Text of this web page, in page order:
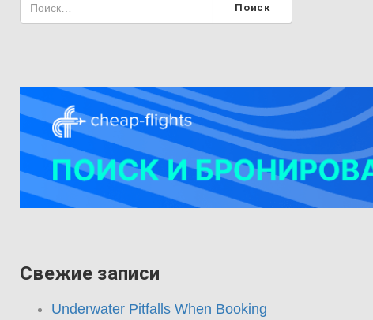
Свежие записи
Underwater Pitfalls When Booking